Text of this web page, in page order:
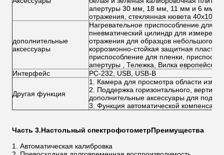
апертуры 30 мм, 18 мм, 11 мм и 6 мм,
отражения, стеклянная кювета 40x10 мм
дополнительные
аксессуары
Нагревательное приспособление для
пневматический цилиндр для
отражения для образцов небольшого
коррозионно-стойкая защитная
приспособление для пленки,
апертуры , Тележка, Вилка
Интерфейс
РС-232, USB, USB-B
Другая функция
1. Камера для просмотра области
2. Поддержка горизонтального,
дополнительные аксессуары для
3. Функция автоматической
Часть 3.Настольный спектрофотометрПреимущества
1. Автоматическая калибровка